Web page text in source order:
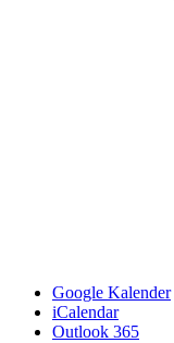
Google Kalender
iCalendar
Outlook 365